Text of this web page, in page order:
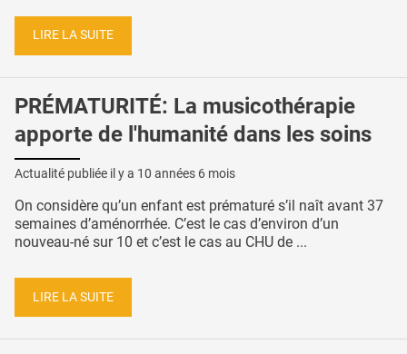
LIRE LA SUITE
PRÉMATURITÉ: La musicothérapie
apporte de l'humanité dans les soins
Actualité publiée il y a 10 années 6 mois
On considère qu’un enfant est prématuré s’il naît avant 37
semaines d’aménorrhée. C’est le cas d’environ d’un
nouveau-né sur 10 et c’est le cas au CHU de ...
LIRE LA SUITE